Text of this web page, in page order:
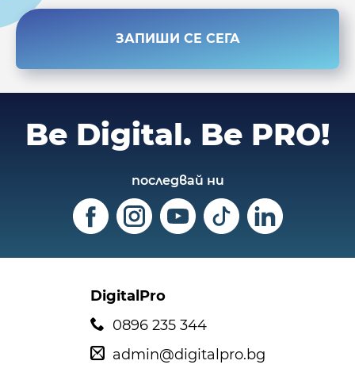
ЗАПИШИ СЕ СЕГА
Be Digital. Be PRO!
последвай ни
DigitalPro
0896 235 344
admin@digitalpro.bg